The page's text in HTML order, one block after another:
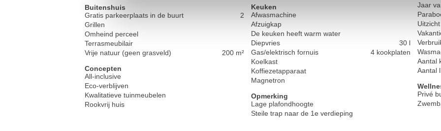
Buitenshuis
Gratis parkeerplaats in de buurt
2
Grillen
Omheind perceel
Terrasmeubilair
Vrije natuur (geen grasveld)
200 m²
Concepten
All-inclusive
Eco-verblijven
Kwalitatieve tuinmeubelen
Rookvrij huis
Keuken
Afwasmachine
Afzuigkap
De keuken heeft warm water
Diepvries
30 l
Gas/elektrisch fornuis
4 kookplaten
Koelkast
Koffiezetapparaat
Magnetron
Opmerking
Lage plafondhoogte
Steile trap naar de 1e verdieping
Jaar
Aantal
Aantal
Privé